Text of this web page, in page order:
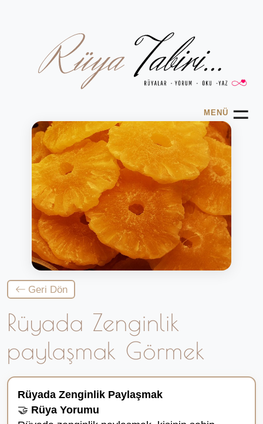
MENÜ ☰
Geri Dön
Rüyada Zenginlik
paylaşmak Görmek
Rüyada Zenginlik Paylaşmak
🤝 Rüya Yorumu